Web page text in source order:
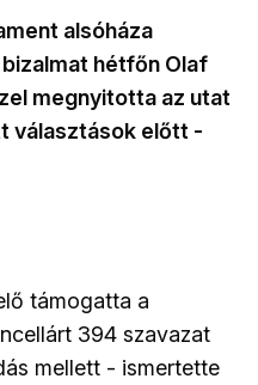
alsóháza
hétfőn Olaf
megnyitotta az utat
választások előtt -
támogatta a
394 szavazat
mellett - ismertette